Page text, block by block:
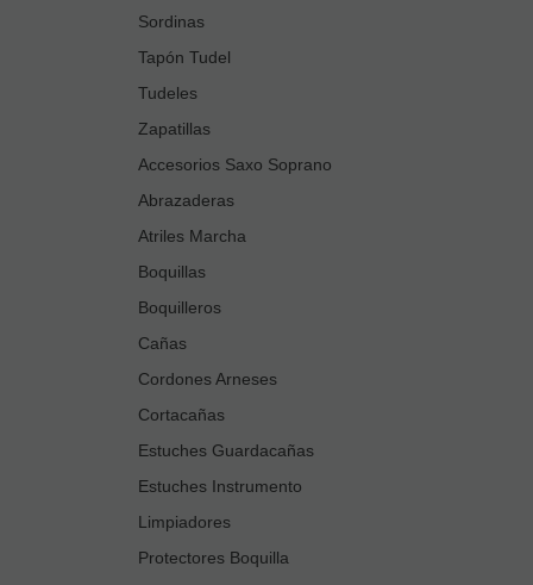
Sordinas
Tapón Tudel
Tudeles
Zapatillas
Accesorios Saxo Soprano
Abrazaderas
Atriles Marcha
Boquillas
Boquilleros
Cañas
Cordones Arneses
Cortacañas
Estuches Guardacañas
Estuches Instrumento
Limpiadores
Protectores Boquilla